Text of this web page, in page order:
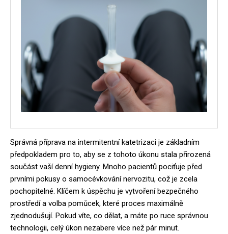
Správná příprava na intermitentní katetrizaci je základním
předpokladem pro to, aby se z tohoto úkonu stala přirozená
součást vaší denní hygieny. Mnoho pacientů pociťuje před
prvními pokusy o samocévkování nervozitu, což je zcela
pochopitelné. Klíčem k úspěchu je vytvoření bezpečného
prostředí a volba pomůcek, které proces maximálně
zjednodušují. Pokud víte, co dělat, a máte po ruce správnou
technologii, celý úkon nezabere více než pár minut.